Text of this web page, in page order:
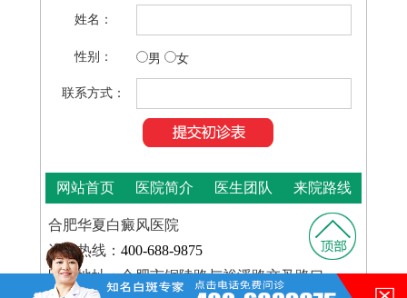
姓名：
性别： 男 女
联系方式：
网站首页 医院简介 医生团队 来院路线
合肥华夏白癜风医院
咨询热线： 400-688-9875
医院地址：合肥市铜陵路与裕溪路交叉路口
在的，请讲！